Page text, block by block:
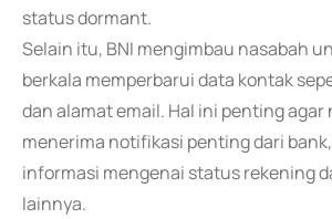
status dormant.
Selain itu, BNI mengimbau nasabah
berkala memperbarui data kontak
dan alamat email. Hal ini penting
menerima notifikasi penting dari
informasi mengenai status rekening
lainnya.